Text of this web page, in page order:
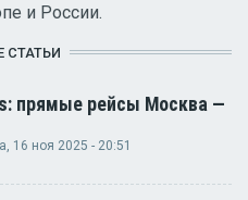
и России.
СТАТЬИ
прямые рейсы Москва —
, 16 ноя 2025 - 20:51